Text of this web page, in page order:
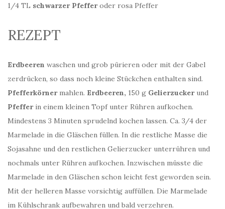
1/4 TL schwarzer Pfefferoder rosa Pfeffer
REZEPT
Erdbeeren waschen und grob pürieren oder mit der Gabel
zerdrücken, so dass noch kleine Stückchen enthalten sind.
Pfefferkörnermahlen. Erdbeeren, 150 g Gelierzuckerund
Pfefferin einem kleinen Topf unter Rühren aufkochen.
Mindestens 3 Minuten sprudelnd kochen lassen. Ca. 3/4 der
Marmelade in die Gläschen füllen. In die restliche Masse die
Sojasahne und den restlichen Gelierzucker unterrühren und
nochmals unter Rühren aufkochen. Inzwischen müsste die
Marmelade in den Gläschen schon leicht fest geworden sein.
Mit der helleren Masse vorsichtig auffüllen. Die Marmelade
im Kühlschrank aufbewahren und bald verzehren.